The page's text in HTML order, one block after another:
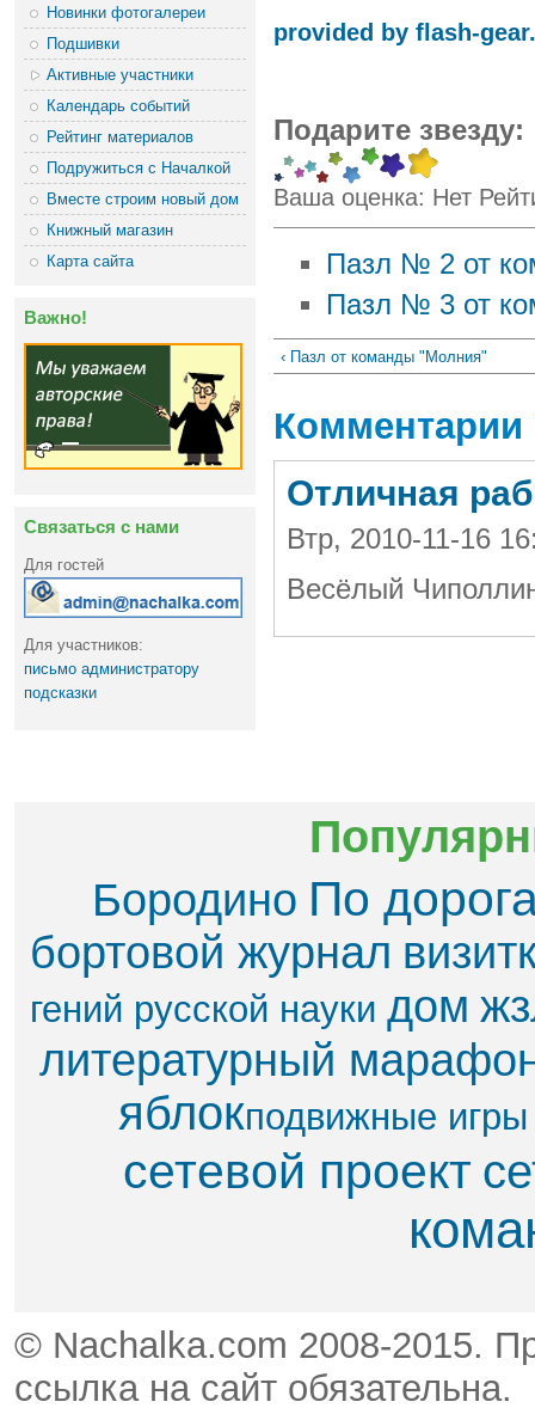
Новинки фотогалереи
Подшивки
Активные участники
Календарь событий
Рейтинг материалов
Подружиться с Началкой
Вместе строим новый дом
Книжный магазин
Карта сайта
Важно!
Связаться с нами
Для гостей
Для участников:
письмо администратору
подсказки
provided by flash-
Подарите звезду:
Ваша оценка: Нет
Пазл № 2 от
Пазл № 3 от
‹ Пазл от команды "Молния"
Комментарии
Отличная
Втр, 2010-11-16
Весёлый
Бородино По
бортовой журнал
гений русской науки дом
литературный
яблок​подвижные игры
сетевой проект
© Nachalka.com 2008-2015.
ссылка на сайт обязательна.